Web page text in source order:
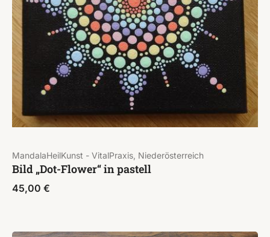
MandalaHeilKunst - VitalPraxis, Niederösterreich
Bild „Dot-Flower“ in pastell
45,00 €